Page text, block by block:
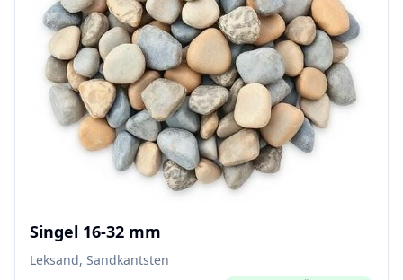
Singel 16-32 mm
Leksand, Sandkantsten